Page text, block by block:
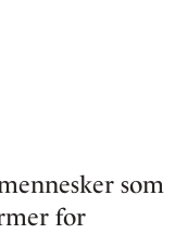
som
for